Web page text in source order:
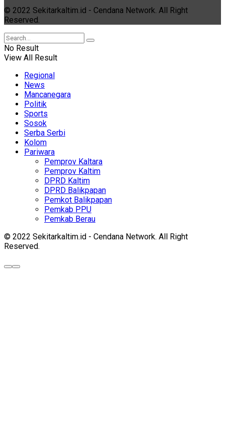
© 2022 Sekitarkaltim.id - Cendana Network. All Right
Reserved.
No Result
View All Result
Regional
News
Mancanegara
Politik
Sports
Sosok
Serba Serbi
Kolom
Pariwara
Pemprov Kaltara
Pemprov Kaltim
DPRD Kaltim
DPRD Balikpapan
Pemkot Balikpapan
Pemkab PPU
Pemkab Berau
© 2022 Sekitarkaltim.id - Cendana Network. All Right
Reserved.